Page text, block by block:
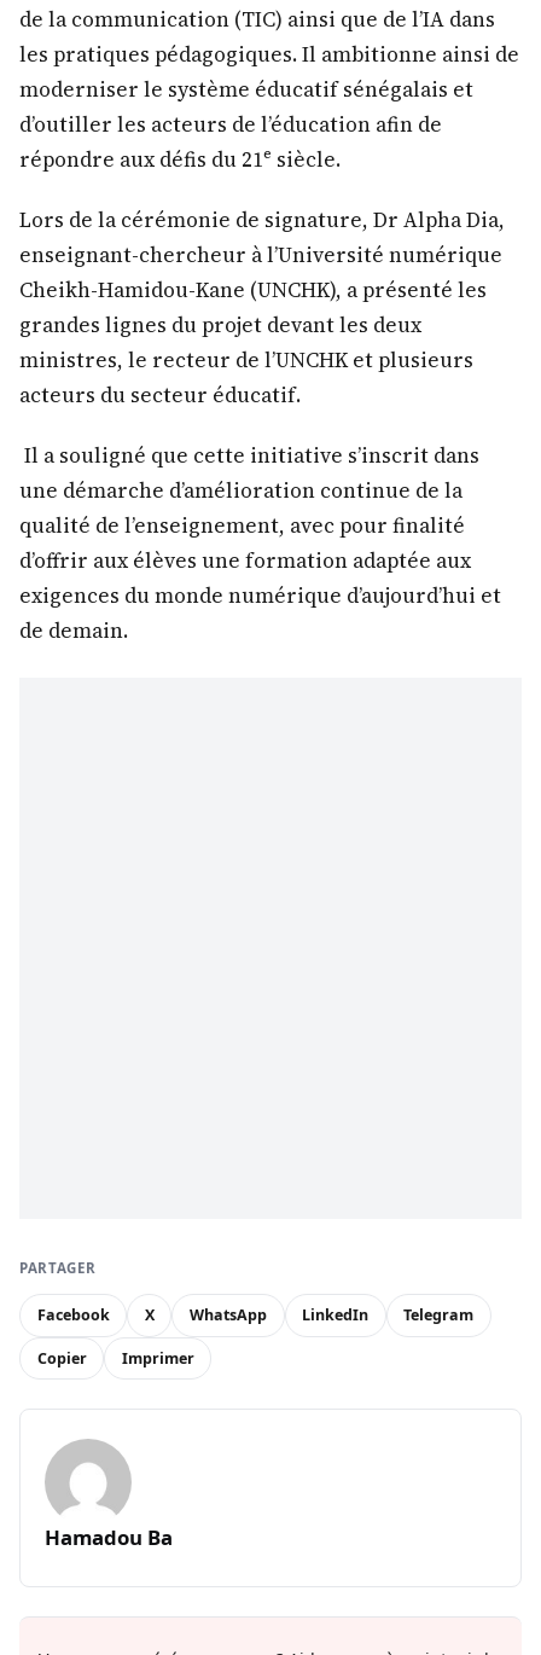
de la communication (TIC) ainsi que de l’IA dans
les pratiques pédagogiques. Il ambitionne ainsi de
moderniser le système éducatif sénégalais et
d’outiller les acteurs de l’éducation afin de
répondre aux défis du 21ᵉ siècle.
Lors de la cérémonie de signature, Dr Alpha Dia,
enseignant-chercheur à l’Université numérique
Cheikh-Hamidou-Kane (UNCHK), a présenté les
grandes lignes du projet devant les deux
ministres, le recteur de l’UNCHK et plusieurs
acteurs du secteur éducatif.
Il a souligné que cette initiative s’inscrit dans
une démarche d’amélioration continue de la
qualité de l’enseignement, avec pour finalité
d’offrir aux élèves une formation adaptée aux
exigences du monde numérique d’aujourd’hui et
de demain.
PARTAGER
Facebook X WhatsApp LinkedIn Telegram
Copier Imprimer
Hamadou Ba